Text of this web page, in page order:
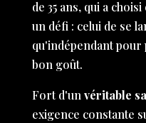
de 35 ans, qui a
un défi : celui de se
qu'indépendant
bon goût.
Fort d'unvéritable
exigence constante